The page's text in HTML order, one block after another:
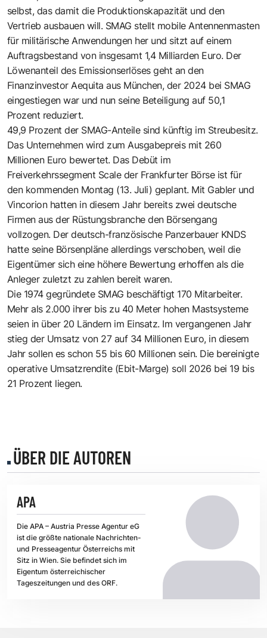
selbst, das damit die Produktionskapazität und den
Vertrieb ausbauen will. SMAG stellt mobile Antennenmasten
für militärische Anwendungen her und sitzt auf einem
Auftragsbestand von insgesamt 1,4 Milliarden Euro. Der
Löwenanteil des Emissionserlöses geht an den
Finanzinvestor Aequita aus München, der 2024 bei SMAG
eingestiegen war und nun seine Beteiligung auf 50,1
Prozent reduziert.
49,9 Prozent der SMAG-Anteile sind künftig im Streubesitz.
Das Unternehmen wird zum Ausgabepreis mit 260
Millionen Euro bewertet. Das Debüt im
Freiverkehrssegment Scale der Frankfurter Börse ist für
den kommenden Montag (13. Juli) geplant. Mit Gabler und
Vincorion hatten in diesem Jahr bereits zwei deutsche
Firmen aus der Rüstungsbranche den Börsengang
vollzogen. Der deutsch-französische Panzerbauer KNDS
hatte seine Börsenpläne allerdings verschoben, weil die
Eigentümer sich eine höhere Bewertung erhoffen als die
Anleger zuletzt zu zahlen bereit waren.
Die 1974 gegründete SMAG beschäftigt 170 Mitarbeiter.
Mehr als 2.000 ihrer bis zu 40 Meter hohen Mastsysteme
seien in über 20 Ländern im Einsatz. Im vergangenen Jahr
stieg der Umsatz von 27 auf 34 Millionen Euro, in diesem
Jahr sollen es schon 55 bis 60 Millionen sein. Die bereinigte
operative Umsatzrendite (Ebit-Marge) soll 2026 bei 19 bis
21 Prozent liegen.
ÜBER DIE AUTOREN
APA
Die APA – Austria Presse Agentur eG
ist die größte nationale Nachrichten-
und Presseagentur Österreichs mit
Sitz in Wien. Sie befindet sich im
Eigentum österreichischer
Tageszeitungen und des ORF.